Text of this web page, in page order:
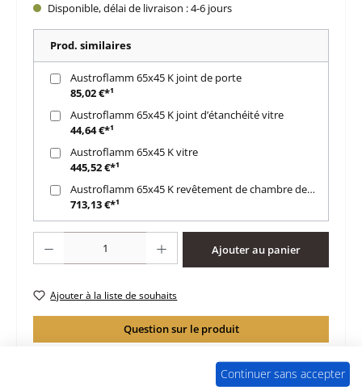
Disponible, délai de livraison : 4-6 jours
Prod. similaires
Austroflamm 65x45 K joint de porte
85,02 €*¹
Austroflamm 65x45 K joint d’étanchéité vitre
44,64 €*¹
Austroflamm 65x45 K vitre
445,52 €*¹
Austroflamm 65x45 K revêtement de chambre de combustion
713,13 €*¹
Ajouter au panier
Ajouter à la liste de souhaits
Question sur le produit
Continuer sans accepter